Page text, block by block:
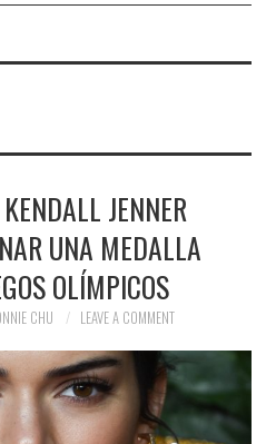
JENNER
UNA MEDALLA
OLÍMPICOS
CHU LEAVE A COMMENT